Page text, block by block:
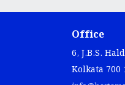
Office
6, J.B.S.
Kolkata 700